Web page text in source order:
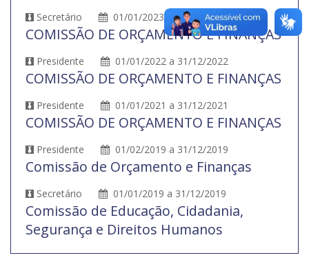
Secretário 01/01/2023 a 31/12/2023
COMISSÃO DE ORÇAMENTO E FINANÇAS
Presidente 01/01/2022 a 31/12/2022
COMISSÃO DE ORÇAMENTO E FINANÇAS
Presidente 01/01/2021 a 31/12/2021
COMISSÃO DE ORÇAMENTO E FINANÇAS
Presidente 01/02/2019 a 31/12/2019
Comissão de Orçamento e Finanças
Secretário 01/01/2019 a 31/12/2019
Comissão de Educação, Cidadania,
Segurança e Direitos Humanos